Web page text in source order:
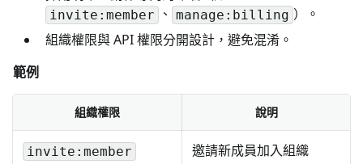
invite:member 、 manage:billing ）。
組織權限與 API 權限分開設計，避免混淆。
範例
組織權限 說明
invite:member 邀請新成員加入組織